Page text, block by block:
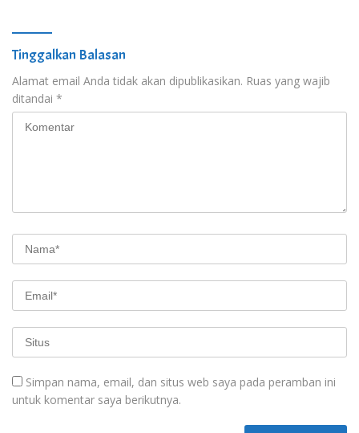
Tinggalkan Balasan
Alamat email Anda tidak akan dipublikasikan. Ruas yang wajib
ditandai *
Simpan nama, email, dan situs web saya pada peramban ini
untuk komentar saya berikutnya.